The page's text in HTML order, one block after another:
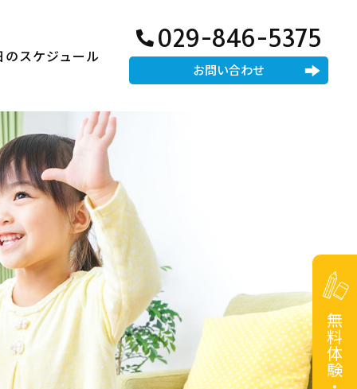
のスケジュール
029-846-5375
お問い合わせ